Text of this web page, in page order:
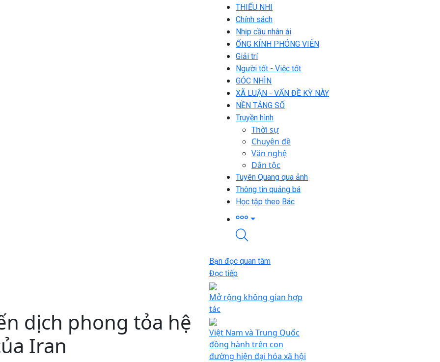
THIẾU NHI
Chính sách
Nhịp cầu nhân ái
ỐNG KÍNH PHÓNG VIÊN
Giải trí
Người tốt - Việc tốt
GÓC NHÌN
XÃ LUẬN - VẤN ĐỀ KỲ NÀY
NỀN TẢNG SỐ
Truyền hình
Thời sự
Chuyên đề
Văn nghệ
Dân tộc
Tuyên Quang qua ảnh
Thông tin quảng bá
Học tập theo Bác
dịch phong tỏa hệ
Iran
Bạn đọc quan tâm
Đọc tiếp
Mở rộng không gian hợp
tác
Việt Nam và Trung Quốc
đồng hành trên con
đường hiện đại hóa xã hội